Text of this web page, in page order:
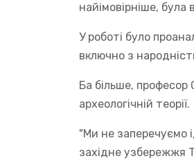
найімовірніше, була
У роботі було
включно з
Ба більше, професор
археологічній теорії.
"Ми не заперечуємо
західне узбережжя